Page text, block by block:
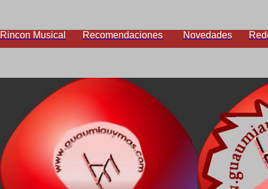
Rincon Musical Recomendaciones Novedades